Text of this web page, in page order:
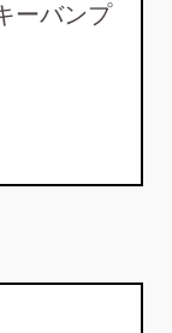
ーバンプ